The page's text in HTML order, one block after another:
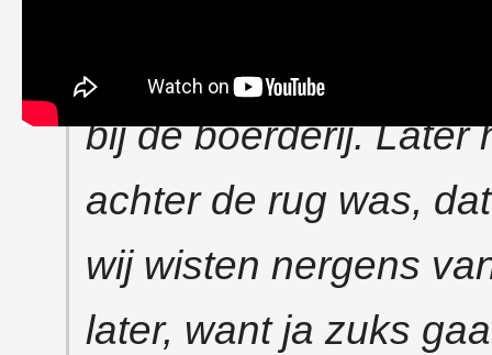
grote legerwagen die
bij de boerderij. Later
achter de rug was,
wij wisten nergens
later, want ja zuks